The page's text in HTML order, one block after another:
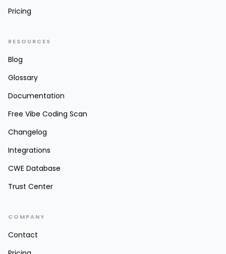
Pricing
RESOURCES
Blog
Glossary
Documentation
Free Vibe Coding Scan
Changelog
Integrations
CWE Database
Trust Center
COMPANY
Contact